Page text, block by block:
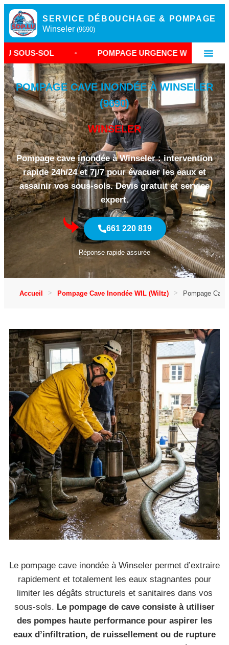
SERVICE DÉBOUCHAGE & POMPAGE
Winseler (9690)
• POMPAGE URGENCE WINSELER
POMPAGE CAVE INONDÉE À WINSELER
(9690)
WINSELER
Pompage cave inondée à Winseler : intervention
rapide 24h/24 et 7j/7 pour évacuer les eaux et
assainir vos sous-sols. Devis gratuit et service
expert.
661 220 819
Réponse rapide assurée
Accueil Pompage Cave Inondée WIL (Wiltz) Pompage
Le pompage cave inondée à Winseler permet d’extraire
rapidement et totalement les eaux stagnantes pour
limiter les dégâts structurels et sanitaires dans vos
sous-sols. Le pompage de cave consiste à utiliser
des pompes haute performance pour aspirer les
eaux d’infiltration, de ruissellement ou de rupture